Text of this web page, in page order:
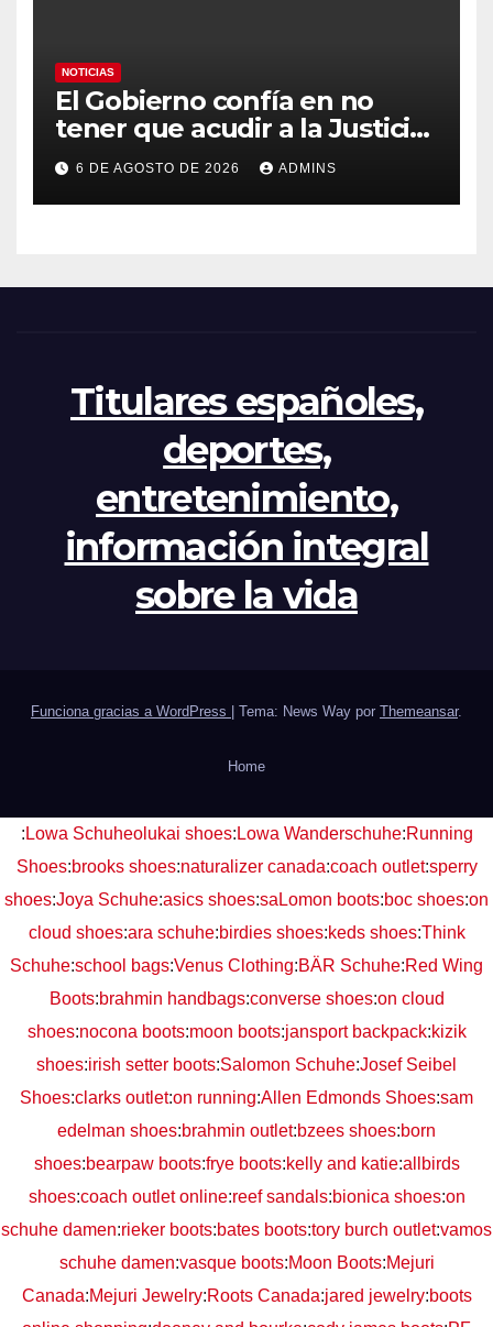
NOTICIAS
El Gobierno confía en no
tener que acudir a la Justicia
por el reparto de menores
mientras el PP pide la
apertura del Congreso por la
6 DE AGOSTO DE 2026 ADMINS
Titulares españoles,
deportes,
entretenimiento,
información integral
sobre la vida
Funciona gracias a WordPress Tema: News Way por Themeansar.
Home
: Lowa Schuheolukai shoes: Lowa Wanderschuhe:Running
Shoes:brooks shoes:naturalizer canada:coach outlet:sperry
shoes:Joya Schuhe:asics shoes:saLomon boots:boc shoes:on
cloud shoes:ara schuhe:birdies shoes:keds shoes:Think
Schuhe:school bags:Venus Clothing:BÄR Schuhe:Red Wing
Boots:brahmin handbags:converse shoes:on cloud
shoes:nocona boots:moon boots:jansport backpack:kizik
shoes:irish setter boots:Salomon Schuhe:Josef Seibel
Shoes:clarks outlet:on running:Allen Edmonds Shoes:sam
edelman shoes:brahmin outlet:bzees shoes:born
shoes:bearpaw boots:frye boots:kelly and katie:allbirds
shoes:coach outlet online:reef sandals:bionica shoes:on
schuhe damen:rieker boots:bates boots:tory burch outlet:vamos
schuhe damen:vasque boots:Moon Boots:Mejuri
Canada:Mejuri Jewelry:Roots Canada:jared jewelry:boots